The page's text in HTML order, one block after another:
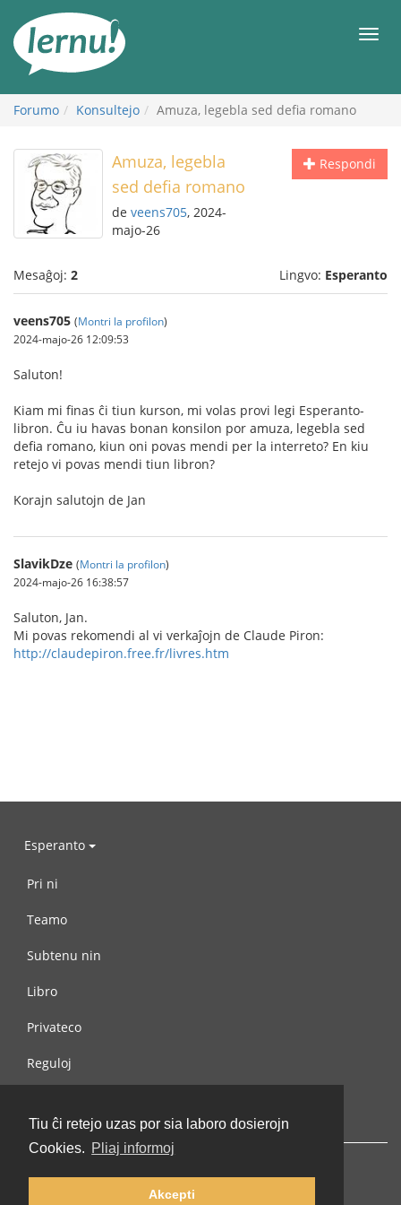
Tiu ĉi retejo uzas por sia laboro dosierojn
Cookies. Pliaj informoj
Akcepti
enhavo
Forumo Konsultejo Amuza, legebla sed defia romano
Respondi
Amuza, legebla
sed defia romano
de veens705, 2024-
majo-26
Mesaĝoj: 2 Lingvo: Esperanto
veens705 (Montri la profilon)
2024-majo-26 12:09:53
Saluton!
Kiam mi finas ĉi tiun kurson, mi volas provi legi Esperanto-
libron. Ĉu iu havas bonan konsilon por amuza, legebla sed
defia romano, kiun oni povas mendi per la interreto? En kiu
retejo vi povas mendi tiun libron?
Korajn salutojn de Jan
SlavikDze (Montri la profilon)
2024-majo-26 16:38:57
Saluton, Jan.
Mi povas rekomendi al vi verkaĵojn de Claude Piron:
http://claudepiron.free.fr/livres.htm
Esperanto
Pri ni
Teamo
Subtenu nin
Libro
Privateco
Reguloj